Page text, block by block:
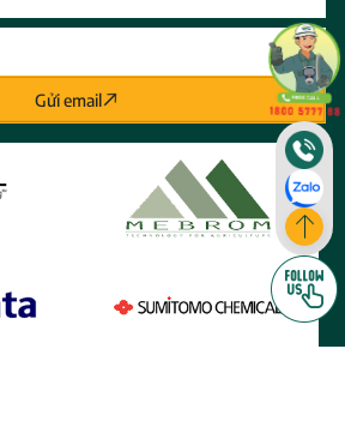
Gửi email